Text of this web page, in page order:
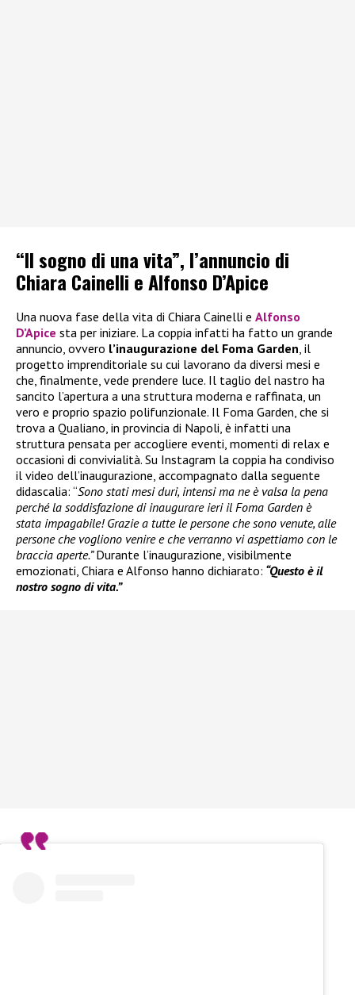
“Il sogno di una vita”, l’annuncio di
Chiara Cainelli e Alfonso D’Apice
Una nuova fase della vita di Chiara Cainelli e Alfonso
D’Apice sta per iniziare. La coppia infatti ha fatto un grande
annuncio, ovvero l’inaugurazione del Foma Garden , il
progetto imprenditoriale su cui lavorano da diversi mesi e
che, finalmente, vede prendere luce. Il taglio del nastro ha
sancito l’apertura a una struttura moderna e raffinata, un
vero e proprio spazio polifunzionale. Il Foma Garden, che si
trova a Qualiano, in provincia di Napoli, è infatti una
struttura pensata per accogliere eventi, momenti di relax e
occasioni di convivialità. Su Instagram la coppia ha condiviso
il video dell’inaugurazione, accompagnato dalla seguente
didascalia: “Sono stati mesi duri, intensi ma ne è valsa la pena
perché la soddisfazione di inaugurare ieri il Foma Garden è
stata impagabile! Grazie a tutte le persone che sono venute, alle
persone che vogliono venire e che verranno vi aspettiamo con le
braccia aperte.”Durante l’inaugurazione, visibilmente
emozionati, Chiara e Alfonso hanno dichiarato: “Questo è il
nostro sogno di vita.”